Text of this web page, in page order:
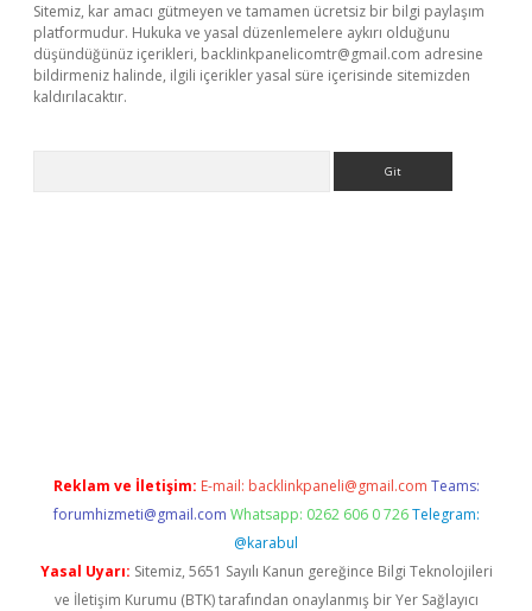
Sitemiz, kar amacı gütmeyen ve tamamen ücretsiz bir bilgi paylaşım
platformudur. Hukuka ve yasal düzenlemelere aykırı olduğunu
düşündüğünüz içerikleri, backlinkpanelicomtr@gmail.com adresine
bildirmeniz halinde, ilgili içerikler yasal süre içerisinde sitemizden
kaldırılacaktır.
Reklam ve İletişim: E-mail: backlinkpaneli@gmail.com Teams:
forumhizmeti@gmail.com Whatsapp: 0262 606 0 726 Telegram:
@karabul
Yasal Uyarı: Sitemiz, 5651 Sayılı Kanun gereğince Bilgi Teknolojileri
ve İletişim Kurumu (BTK) tarafından onaylanmış bir Yer Sağlayıcı